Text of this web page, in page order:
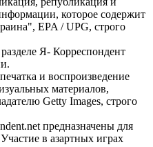
которое содержит
EPA / UPG, строго
Я- Корреспондент
и воспроизведение
материалов,
Getty Images, строго
предназначены для
в азартных играх